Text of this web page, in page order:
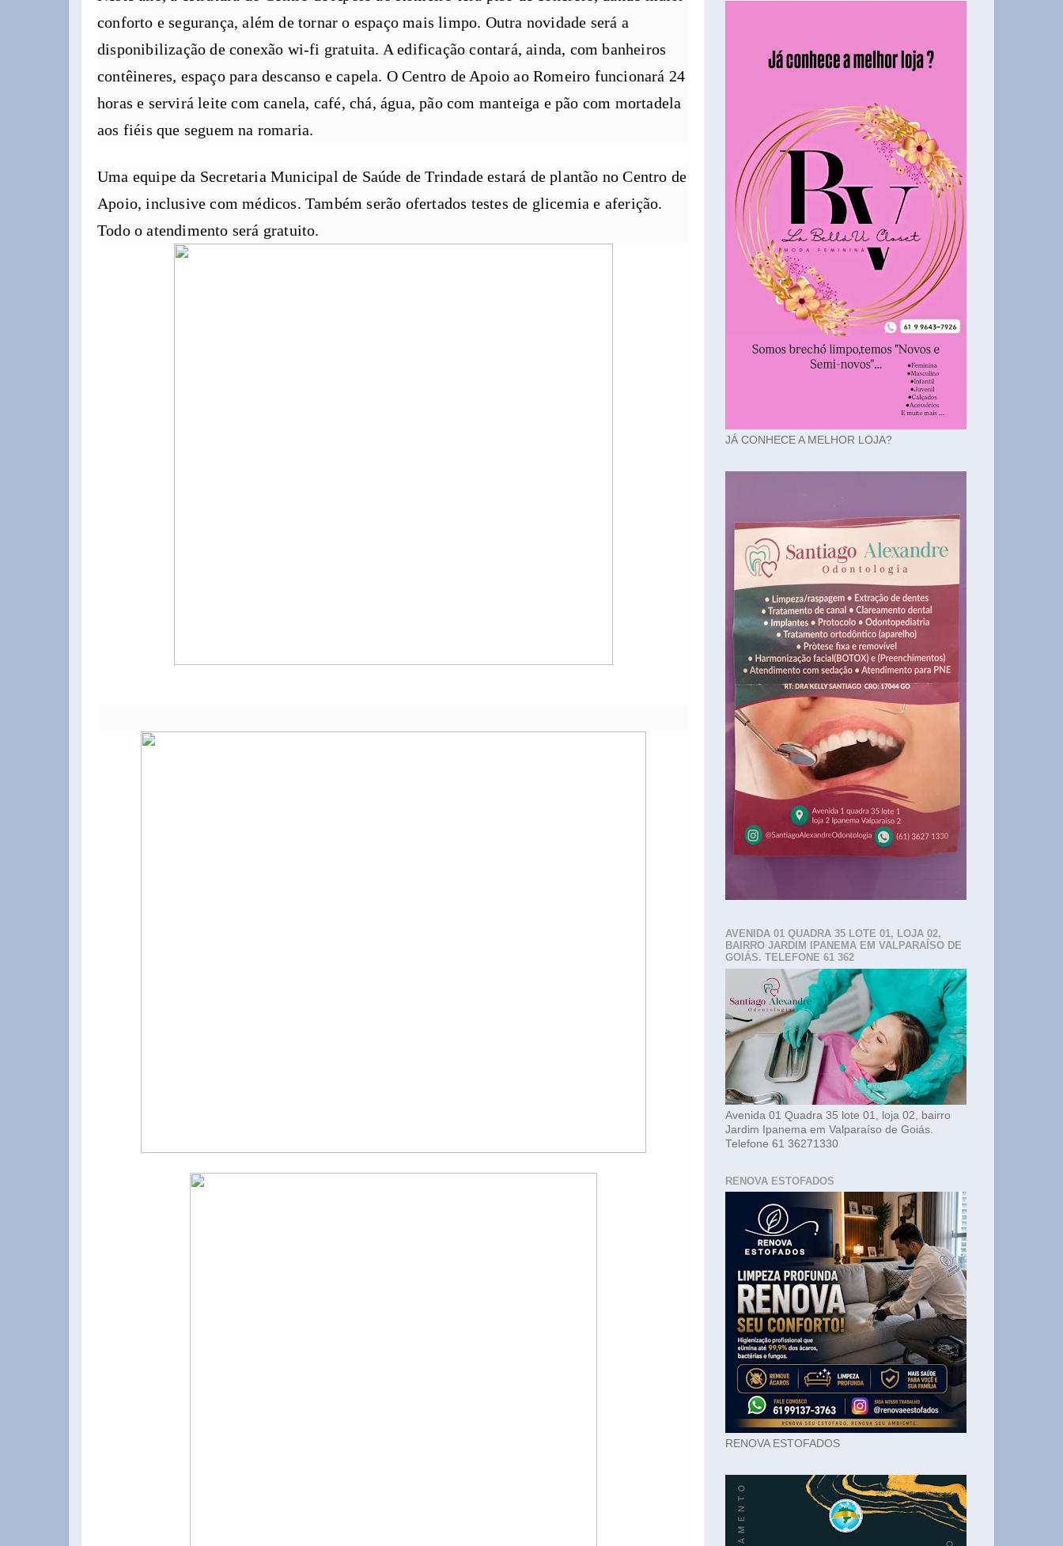
conforto e segurança, além de tornar o espaço mais limpo. Outra novidade será a
disponibilização de conexão wi-fi gratuita. A edificação contará, ainda, com banheiros
contêineres, espaço para descanso e capela. O Centro de Apoio ao Romeiro funcionará 24
horas e servirá leite com canela, café, chá, água, pão com manteiga e pão com mortadela
aos fiéis que seguem na romaria.
Uma equipe da Secretaria Municipal de Saúde de Trindade estará de plantão no Centro de
Apoio, inclusive com médicos. Também serão ofertados testes de glicemia e aferição.
Todo o atendimento será gratuito.
JÁ CONHECE A MELHOR LOJA?
AVENIDA 01 QUADRA 35 LOTE 01, LOJA 02,
BAIRRO JARDIM IPANEMA EM VALPARAÍSO DE
GOIÁS. TELEFONE 61 362
Avenida 01 Quadra 35 lote 01, loja 02, bairro
Jardim Ipanema em Valparaíso de Goiás.
Telefone 61 36271330
RENOVA ESTOFADOS
RENOVA ESTOFADOS